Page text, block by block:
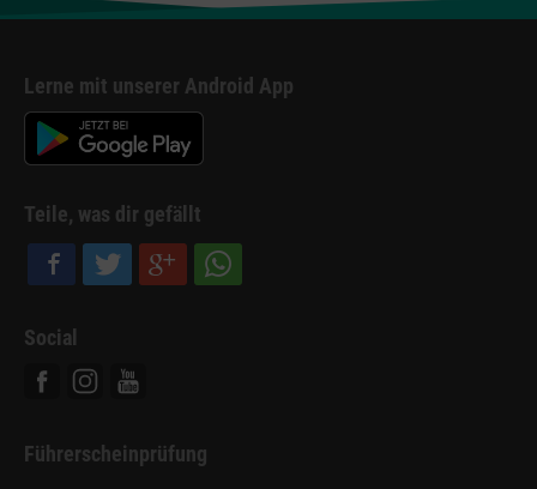
Lerne mit unserer Android App
Teile, was dir gefällt
Social
Führerscheinprüfung